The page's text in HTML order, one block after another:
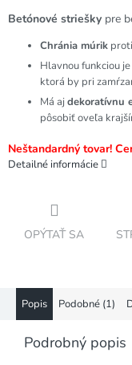
Betónové striešky pre
Chránia múrik
Hlavnou funkciou
ktorá by pri
Má ajdekoratívnu
pôsobiť oveľa
Neštandardný tovar!
Detailné informácie
OPÝTAŤ SA
Popis Podobné (1)
Podrobný popis